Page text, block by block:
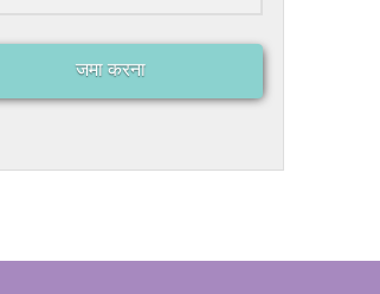
जमा करना